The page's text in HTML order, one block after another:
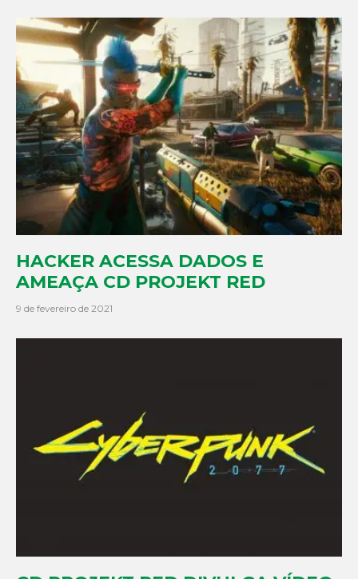
HACKER ACESSA DADOS E
AMEAÇA CD PROJEKT RED
9 de fevereiro de 2021